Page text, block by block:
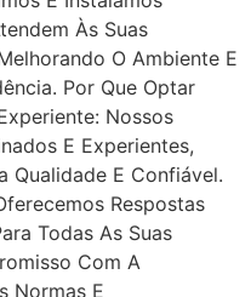
Às Suas
O Ambiente E
Por Que Optar
Nossos
E Experientes,
Qualidade E Confiável.
Respostas
Todas As Suas
Com A
Normas E